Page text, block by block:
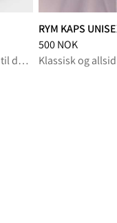
Lette tursokker i en merinoullblanding, til de lange fotturene om sommeren
RYM KAPS
Pris:500 NOK,
500 NOK
Klassisk og